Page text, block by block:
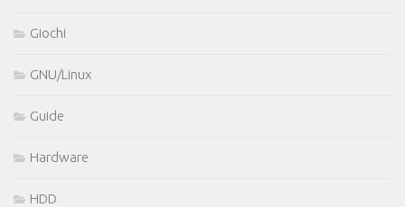
Giochi
GNU/Linux
Guide
Hardware
HDD